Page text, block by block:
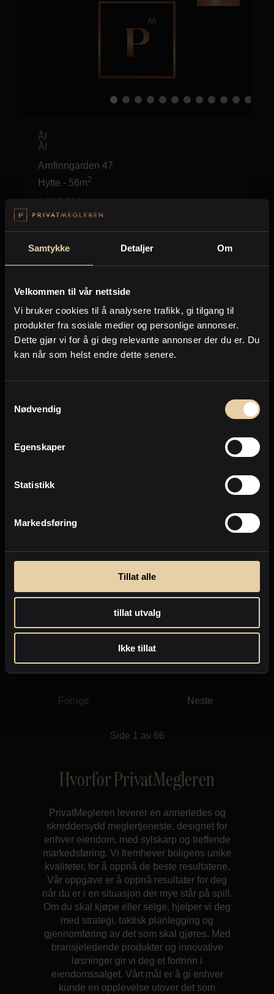
Samtykke Detaljer Om
Velkommen til vår nettside
Vi bruker cookies til å analysere trafikk, gi tilgang til
produkter fra sosiale medier og personlige annonser.
Dette gjør vi for å gi deg relevante annonser der du er. Du
kan når som helst endre dette senere.
Nødvendig
Egenskaper
Statistikk
Markedsføring
Tillat alle
tillat utvalg
Ikke tillat
Ål
Ål
Arnfinngarden 47
Hytte - 56m2
1.990.000
Forrige
Side
Eiendommer jeg selger nå
Dette er noen av de eiendommene jeg for
Ål
Enebolig -187m2
Forrige Neste
Side 1 av 66
Hvorfor PrivatMegleren
PrivatMegleren leverer en annerledes og
skreddersydd meglertjeneste, designet for
enhver eiendom, med sylskarp og treffende
markedsføring. Vi fremhever boligens unike
kvaliteter, for å oppnå de beste resultatene.
Vår oppgave er å oppnå resultater for deg
når du er i en situasjon der mye står på spill.
Om du skal kjøpe eller selge, hjelper vi deg
med strategi, taktisk planlegging og
gjennomføring av det som skal gjøres. Med
bransjeledende produkter og innovative
løsninger gir vi deg et fortrinn i
eiendomssalget. Vårt mål er å gi enhver
kunde en opplevelse utover det som